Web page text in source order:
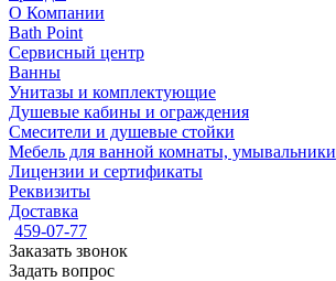
О Компании
Bath Point
Сервисный центр
Ванны
Унитазы и комплектующие
Душевые кабины и ограждения
Смесители и душевые стойки
Мебель для ванной комнаты, умывальники
Лицензии и сертификаты
Реквизиты
Доставка
459-07-77
Заказать звонок
Задать вопрос